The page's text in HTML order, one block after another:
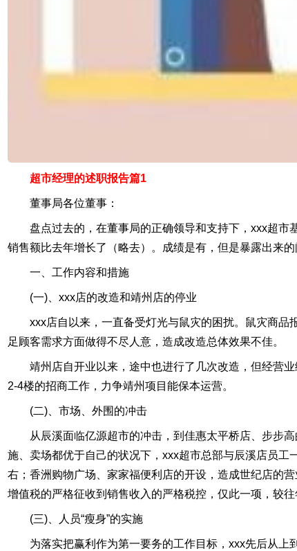
超市经理的述职报告篇1
董事局各位董事：
盘点过去的，在董事局的正确领导和支持下，xxx超市
销售额比去年增长了（略去）。成绩是有，但是暴露出来
一、工作内容和措施
(一)、xxx店的改造和靖州店的停业
xxx店自以来，一直备受灯光与鼠灾的困扰。鼠灾商
足顾客需求方面做得不尽人意，造成改造总体效果不佳。
靖州店自开业以来，途中也进行了几次改造，但经营
2-4楼的招商工作，力争靖州项目能保本运营。
(二)、市场、外围的冲击
从辰溪面临亿源超市的冲击，到佳惠太平桥店、步步
施、卖场都优于自己的状况下，xxx超市总部与辰溪店员
右；香洲购物广场、家家福便利店的开设，造成世纪店的
增值税的严格征收到销售收入的严格税控，仅此一项，较
(三)、人员“瘦身”的实施
为落实把赢利作为第一要务的工作目标，xxx先后从上